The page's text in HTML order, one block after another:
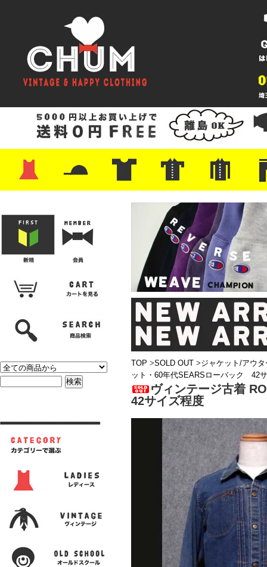
・レザーシューズ/スニーカー
・プリントTシャツ
・バンド/ツアー
・キャラクター
・Nike/adidas/スポーツ
・チャンピオン
・サーフ/スケート
・ボーダー/総柄/無地
・フットボール/リンガー
・タンクトップ/NBA・ポロシャツ
・半袖シャツ
・アロハ/サーフ/ボーリング
・ラルフ/ブランド
・無地/チェック/ストラ
・ワーク/ミリタリー/ウ
・ネル/ウール ・ショ
・アウ
・ジー
・
・ミリ
・コー
・コッ
・オー
・ジャ
ン
TOP >SOLD OUT >ジャケット/アウタ
ット・60年代SEARSローバック 42
ヴィンテージ古着
42サイズ程度